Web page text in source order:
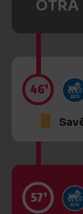
OTRĀ
46’
57’